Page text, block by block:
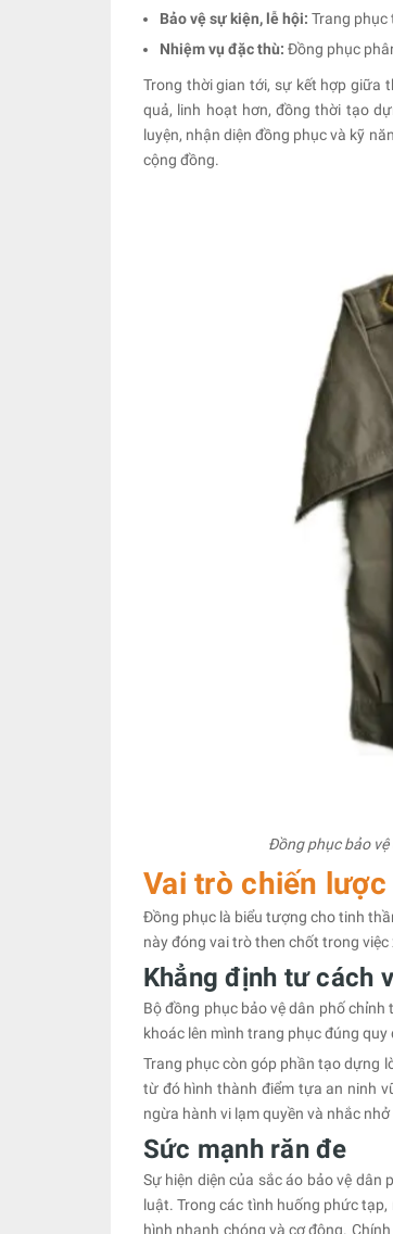
Bảo vệ sự kiện, lễ hội: Trang phục
Nhiệm vụ đặc thù: Đồng phục
Trong thời gian tới, sự kết hợp giữa
quả, linh hoạt hơn, đồng thời tạo
luyện, nhận diện đồng phục và kỹ
cộng đồng.
Đồng phục bảo
Vai trò chiến
Đồng phục là biểu tượng cho tinh
này đóng vai trò then chốt trong
Khẳng định tư cách
Bộ đồng phục bảo vệ dân phố
khoác lên mình trang phục đúng
Trang phục còn góp phần tạo dựng
từ đó hình thành điểm tựa an ninh
ngừa hành vi lạm quyền và nhắc
Sức mạnh răn đe
Sự hiện diện của sắc áo bảo vệ
luật. Trong các tình huống phức
hình nhanh chóng và cơ động.